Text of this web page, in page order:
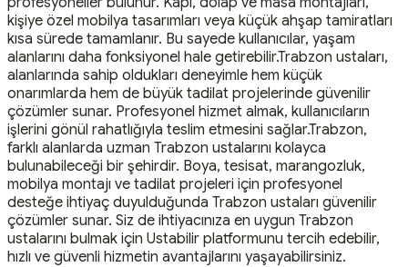
kişiye özel mobilya tasarımları veya küçük ahşap tamiratları
kısa sürede tamamlanır. Bu sayede kullanıcılar, yaşam
alanlarını daha fonksiyonel hale getirebilir.Trabzon ustaları,
alanlarında sahip oldukları deneyimle hem küçük
onarımlarda hem de büyük tadilat projelerinde güvenilir
çözümler sunar. Profesyonel hizmet almak, kullanıcıların
işlerini gönül rahatlığıyla teslim etmesini sağlar.Trabzon,
farklı alanlarda uzman Trabzon ustalarını kolayca
bulunabileceği bir şehirdir. Boya, tesisat, marangozluk,
mobilya montajı ve tadilat projeleri için profesyonel
desteğe ihtiyaç duyulduğunda Trabzon ustaları güvenilir
çözümler sunar. Siz de ihtiyacınıza en uygun Trabzon
ustalarını bulmak için Ustabilir platformunu tercih edebilir,
hızlı ve güvenli hizmetin avantajlarını yaşayabilirsiniz.